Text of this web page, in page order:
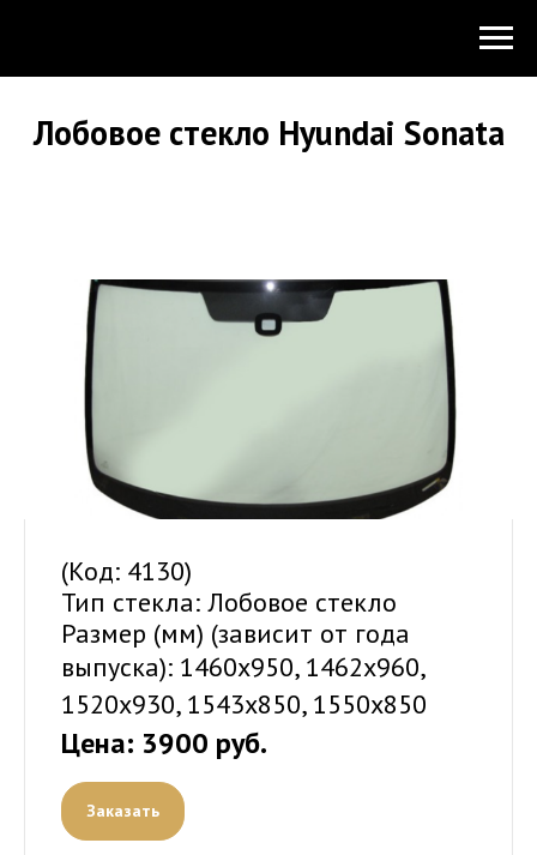
Лобовое стекло Hyundai Sonata
(Код: 4130)
Тип стекла: Лобовое стекло
Размер (мм) (зависит от года
выпуска): 1460x950, 1462x960,
1520x930, 1543x850, 1550x850
Цена: 3900 руб.
Заказать